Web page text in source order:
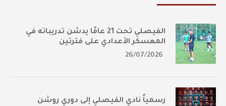
الفيصلي تحت 21 عامًا يدشن تدريباته في
المعسكر الأعدادي على فترتين
26/07/2026
رسمياً نادي الفيصلي إلى دوري روشن